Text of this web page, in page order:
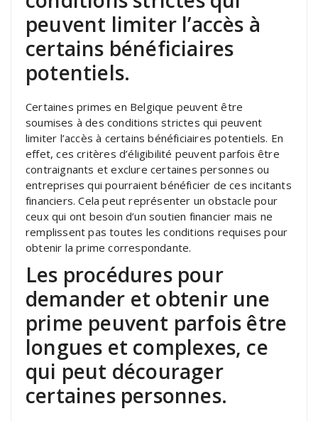
peuvent limiter l’accès à
certains bénéficiaires
potentiels.
Certaines primes en Belgique peuvent être
soumises à des conditions strictes qui peuvent
limiter l’accès à certains bénéficiaires potentiels. En
effet, ces critères d’éligibilité peuvent parfois être
contraignants et exclure certaines personnes ou
entreprises qui pourraient bénéficier de ces incitants
financiers. Cela peut représenter un obstacle pour
ceux qui ont besoin d’un soutien financier mais ne
remplissent pas toutes les conditions requises pour
obtenir la prime correspondante.
Les procédures pour
demander et obtenir une
prime peuvent parfois être
longues et complexes, ce
qui peut décourager
certaines personnes.